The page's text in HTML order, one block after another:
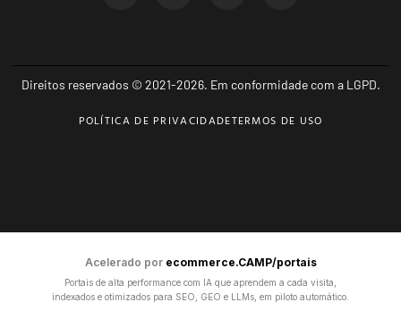
Direitos reservados © 2021-2026. Em conformidade com a LGPD.
POLÍTICA DE PRIVACIDADETERMOS DE USO
Acelerado por ecommerce.CAMP/portais
Portais de alta performance com IA que aprendem a cada visita,
indexados e otimizados para SEO, GEO e LLMs, em piloto automático.